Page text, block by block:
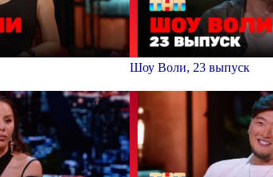
Шоу Воли, 23 выпуск